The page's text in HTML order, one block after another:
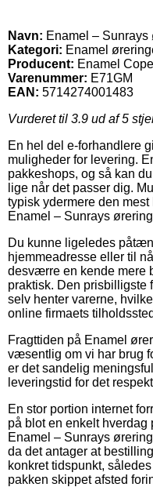
Navn: Enamel – Sunrays
Kategori: Enamel
Producent: Enamel
Varenummer: E71GM
EAN: 5714274001483
Vurderet til 3.9 ud af 5
En hel del e-forhandlere
muligheder for levering.
pakkeshops, og så kan
lige når det passer dig.
typisk ydermere den
Enamel – Sunrays
Du kunne ligeledes
hjemmeadresse eller til
desværre en kende mere
praktisk. Den prisbilligste
selv henter varerne,
online firmaets
Fragttiden på Enamel
væsentlig om vi har brug
er det sandelig
leveringstid for det
En stor portion internet
på blot en enkelt hverdag
Enamel – Sunrays
da det antager at
konkret tidspunkt,
pakken skippet afsted